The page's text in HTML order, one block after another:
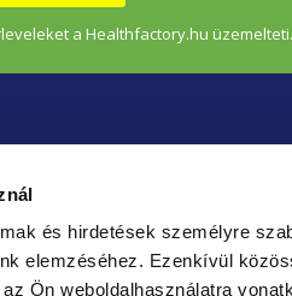
és hirdetések személyre
elemzéséhez. Ezenkívül
Ön weboldalhasználatra
a Healthfactory.hu